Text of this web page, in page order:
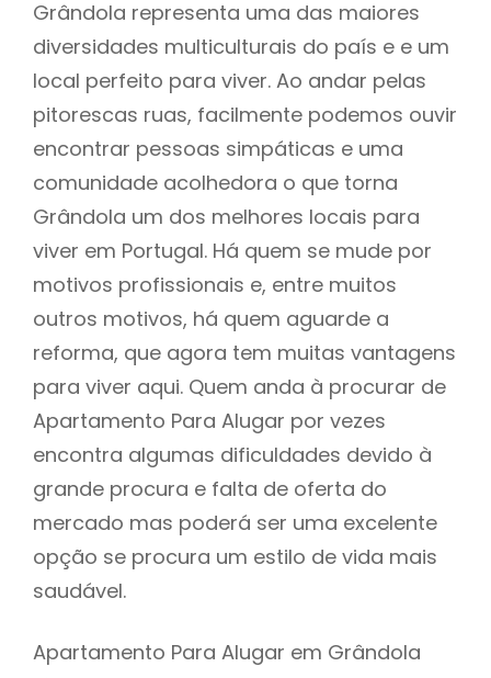
Grândola representa uma das maiores
diversidades multiculturais do país e e um
local perfeito para viver. Ao andar pelas
pitorescas ruas, facilmente podemos ouvir
encontrar pessoas simpáticas e uma
comunidade acolhedora o que torna
Grândola um dos melhores locais para
viver em Portugal. Há quem se mude por
motivos profissionais e, entre muitos
outros motivos, há quem aguarde a
reforma, que agora tem muitas vantagens
para viver aqui. Quem anda à procurar de
Apartamento Para Alugar por vezes
encontra algumas dificuldades devido à
grande procura e falta de oferta do
mercado mas poderá ser uma excelente
opção se procura um estilo de vida mais
saudável.
Apartamento Para Alugar em Grândola